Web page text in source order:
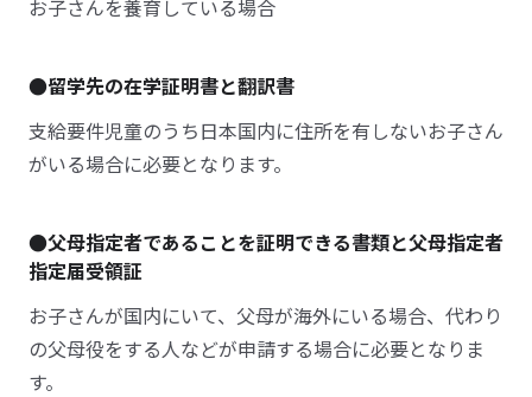
お子さんを養育している場合
●留学先の在学証明書と翻訳書
支給要件児童のうち日本国内に住所を有しないお子さん
がいる場合に必要となります。
●父母指定者であることを証明できる書類と父母指定者
指定届受領証
お子さんが国内にいて、父母が海外にいる場合、代わり
の父母役をする人などが申請する場合に必要となりま
す。